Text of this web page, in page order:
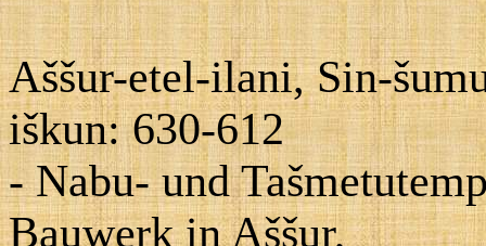
Aššur-etel-ilani, Sin-
iškun: 630-612
- Nabu- und
Bauwerk in Aššur,